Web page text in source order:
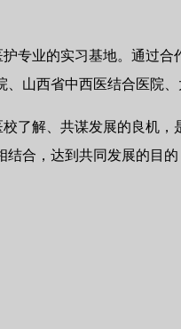
专业的实习基地。通过
山西省中西医结合医院
了解、共谋发展的良机
合，达到共同发展的目